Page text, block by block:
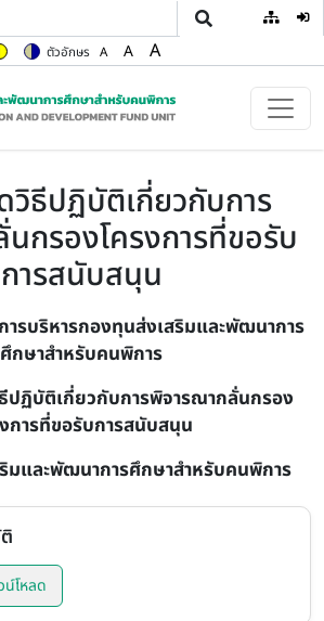
theme
to high contrast theme
to high visibility theme
Switch to soft theme
ตัวอักษร A
Set font size to 100%
A
Set font size to 125%
A
วิธีปฏิบัติเกี่ยวกับการ
กรองโครงการที่ขอรับ
การสนับสนุน
รบริหารกองทุนส่งเสริมและพัฒนาการ
ศึกษาสำหรับคนพิการ
ปฏิบัติเกี่ยวกับการพิจารณากลั่นกรอง
การที่ขอรับการสนับสนุน
มและพัฒนาการศึกษาสำหรับคนพิการ
น์โหลด